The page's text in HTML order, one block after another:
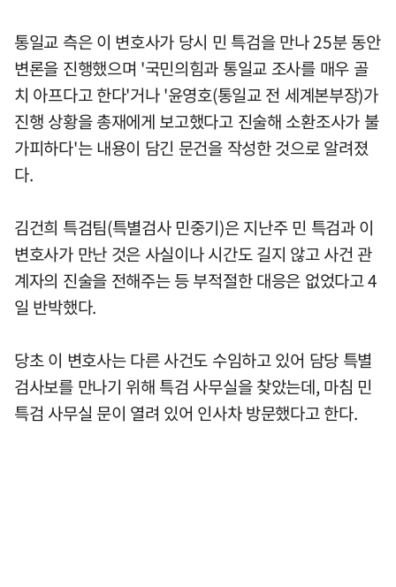
통일교 측은 이 변호사가 당시 민 특검을 만나 25분 동안
변론을 진행했으며 '국민의힘과 통일교 조사를 매우 골
치 아프다고 한다'거나 '윤영호(통일교 전 세계본부장)가
진행 상황을 총재에게 보고했다고 진술해 소환조사가 불
가피하다'는 내용이 담긴 문건을 작성한 것으로 알려졌
다.
김건희 특검팀(특별검사 민중기)은 지난주 민 특검과 이
변호사가 만난 것은 사실이나 시간도 길지 않고 사건 관
계자의 진술을 전해주는 등 부적절한 대응은 없었다고 4
일 반박했다.
당초 이 변호사는 다른 사건도 수임하고 있어 담당 특별
검사보를 만나기 위해 특검 사무실을 찾았는데, 마침 민
특검 사무실 문이 열려 있어 인사차 방문했다고 한다.